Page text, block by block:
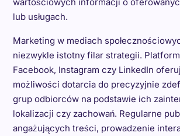
lub usługach.
Marketing w mediach
niezwykle istotny filar strategii.
Facebook, Instagram czy LinkedIn
możliwości dotarcia do precyzyjnie
grup odbiorców na podstawie ich
lokalizacji czy zachowań. Regularne
angażujących treści, prowadzenie